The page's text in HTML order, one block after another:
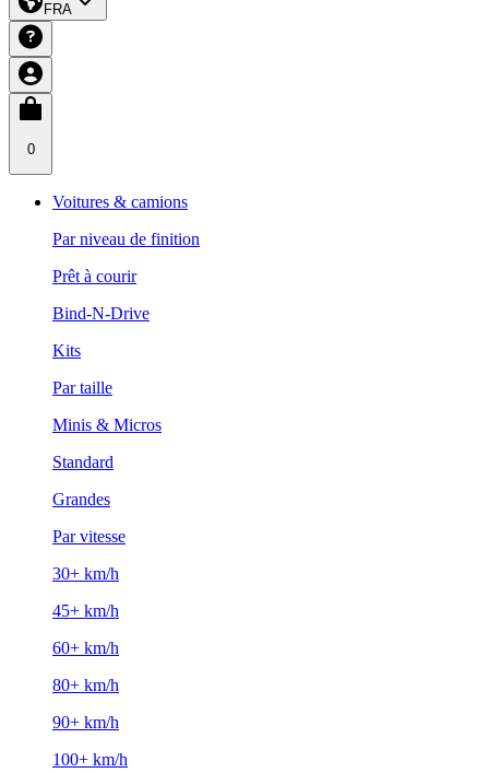
FRA
0
Voitures & camions
Par niveau de finition
Prêt à courir
Bind-N-Drive
Kits
Par taille
Minis & Micros
Standard
Grandes
Par vitesse
30+ km/h
45+ km/h
60+ km/h
80+ km/h
90+ km/h
100+ km/h